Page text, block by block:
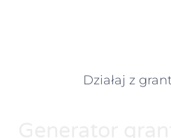
Działaj z